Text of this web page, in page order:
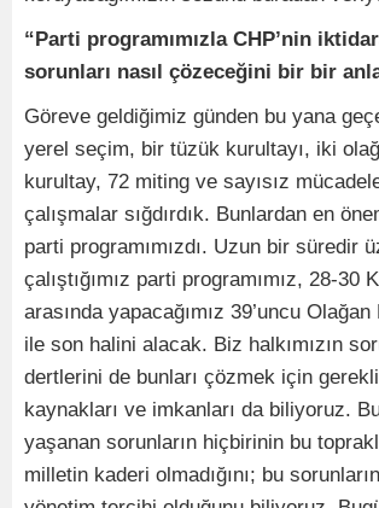
“Parti programımızla CHP’nin
sorunları nasıl çözeceğini bir bir
Göreve geldiğimiz günden bu yana
yerel seçim, bir tüzük kurultayı, iki
kurultay, 72 miting ve sayısız
çalışmalar sığdırdık. Bunlardan en
parti programımızdı. Uzun bir süredir
çalıştığımız parti programımız, 28-30
arasında yapacağımız 39’uncu Olağan
ile son halini alacak. Biz halkımızın
dertlerini de bunları çözmek için
kaynakları ve imkanları da biliyoruz.
yaşanan sorunların hiçbirinin bu
milletin kaderi olmadığını; bu